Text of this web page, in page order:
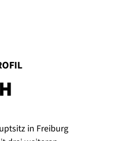
in Freiburg